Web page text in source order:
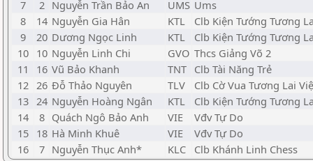
7
2 Nguyễn Trần Bảo An UMS Ums
8
14 Nguyễn Gia Hân KTL
Clb Kiện Tướng Tương
9
20 Dương Ngọc Linh KTL
Clb Kiện Tướng Tương
10 10 Nguyễn Linh Chi GVO Thcs Giảng Võ 2
11
16 Vũ Bảo Khanh TNT Clb Tài Năng Trẻ
12 26 Đỗ Thảo Nguyên TLV
Clb Cờ Vua Tương Lai
13 24 Nguyễn Hoàng Ngân KTL
Clb Kiện Tướng Tương
14
8 Quách Ngô Bảo Anh VIE
Vđv Tự Do
15 18 Hà Minh Khuê VIE
Vđv Tự Do
16
7 Nguyễn Thục Anh* KLC Clb Khánh Linh Chess